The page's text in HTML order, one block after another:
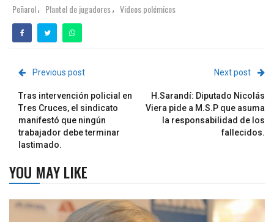
Peñarol, Plantel de jugadores, Videos polémicos
Previous post
Tras intervención policial en
Tres Cruces, el sindicato
manifestó que ningún
trabajador debe terminar
lastimado.
Next post
H.Sarandí: Diputado Nicolás
Viera pide a M.S.P que asuma
la responsabilidad de los
fallecidos.
YOU MAY LIKE